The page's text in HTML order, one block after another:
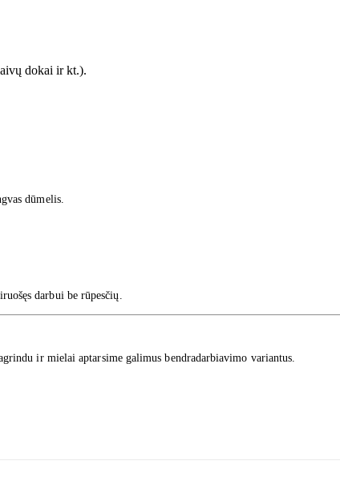
dokai ir kt.).
dūmelis.
darbui be rūpesčių.
ir mielai aptarsime galimus bendradarbiavimo variantus.